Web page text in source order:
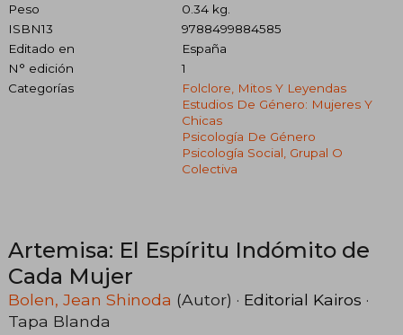
Peso
0.34 kg.
ISBN13
9788499884585
Editado en
España
N° edición
1
Categorías
Folclore, Mitos Y Leyendas
Estudios De Género: Mujeres Y
Chicas
Psicología De Género
Psicología Social, Grupal O
Colectiva
Artemisa: El Espíritu Indómito de
Cada Mujer
Bolen, Jean Shinoda (Autor) · Editorial Kairos ·
Tapa Blanda